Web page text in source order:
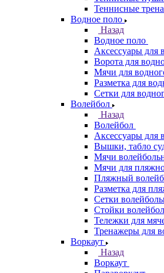
Теннисные
Водное поло
Назад
Водное поло
Аксессуары для
Ворота для
Мячи для
Разметка для
Сетки для
Волейбол
Назад
Волейбол
Аксессуары для
Вышки, табло
Мячи
Мячи для
Пляжный
Разметка для
Сетки
Стойки
Тележки для
Тренажеры для
Воркаут
Назад
Воркаут